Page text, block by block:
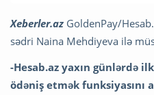
Xeberler.az GoldenPay/
sədri Naina Mehdiyeva ilə
-Hesab.az yaxın günlərdə
ödəniş etmək funksiyasını